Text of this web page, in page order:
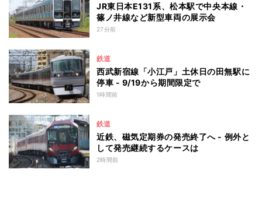
JR東日本E131系、松本駅で中央本線・
篠ノ井線など新型車両の展示会
27分前
鉄道
西武新宿線「小江戸」土休日の田無駅に
停車 - 9/19から期間限定で
1時間前
鉄道
近鉄、磁気定期券の発売終了へ - 例外と
して発売継続するケースは
2時間前